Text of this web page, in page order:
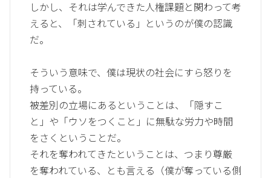
しかし、それは学んできた人権課題と関わって考
えると、「刺されている」というのが僕の認識
だ。
そういう意味で、僕は現状の社会にすら怒りを
持っている。
被差別の立場にあるということは、「隠すこ
と」や「ウソをつくこと」に無駄な労力や時間
をさくということだ。
それを奪われてきたということは、つまり尊厳
を奪われている、とも言える（僕が奪っている側